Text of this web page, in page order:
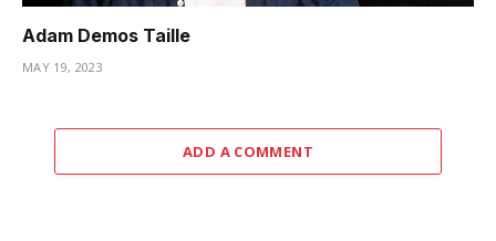
Adam Demos Taille
MAY 19, 2023
ADD A COMMENT